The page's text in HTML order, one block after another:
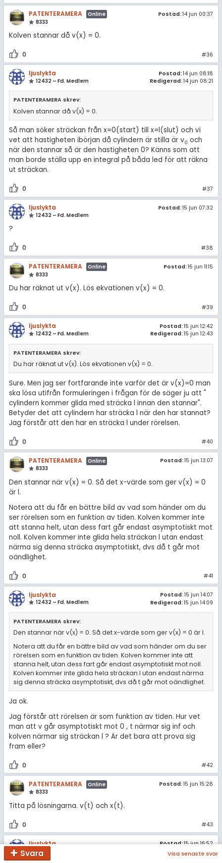
PATENTERAMERA
Online
8333
Postad:14 jun 00:37
Kolven stannar då v(x) = 0.
0 #36
ljuslykta
12432 – Fd. Medlem
Postad:14 jun 08:18
Redigerad:14 jun 08:21
PATENTERAMERA skrev:
Kolven stannar då v(x) = 0.
Så man söker sträckan från x=0(start) till x=l(slut) och vi
vet att hastigheten ibörjan då cylindern är stilla är v0 och
när den stannar så är den hastigheten 0? Känns som att
man borde ställa upp en integral på båda led för att räkna
ut sträckan.
0 #37
ljuslykta
12432 – Fd. Medlem
Postad:15 jun 07:32
?
0 #38
PATENTERAMERA
Online
8333
Postad:15 jun 11:15
Du har räknat ut v(x). Lös ekvationen v(x) = 0.
0 #39
ljuslykta
12432 – Fd. Medlem
Postad:15 jun 12:42
Redigerad:15 jun 12:43
PATENTERAMERA skrev:
Du har räknat ut v(x). Lös ekvationen v(x) = 0.
Sure. Men jag ser fortfarande inte varför det är v(x)=0 man
ska lösa utifrån formuleringen i frågan för de säger ju att "
cylindern kommer glida med sträcka l innan den stannar".
Betyder det att cylindern har sträcka l när den har stannat?
Jag förstår att den har en sträcka l under rörelsen.
0 #40
PATENTERAMERA
Online
8333
Postad:15 jun 13:07
Den stannar när v(x) = 0. Så det x-värde som ger v(x) = 0
är l.
Notera att du får en bättre bild av vad som händer om du
ser rörelsen som en funktion av tiden. Kolven kommer inte
att stanna helt, utan dess fart går endast asymptotiskt mot
noll. Kolven kommer inte glida hela sträckan l utan endast
närma sig denna sträcka asymptotiskt, dvs då t går mot
oändlighet.
0 #41
ljuslykta
12432 – Fd. Medlem
Postad:15 jun 14:07
Redigerad:15 jun 14:09
PATENTERAMERA skrev:
Den stannar när v(x) = 0. Så det x-värde som ger v(x) = 0 är l.
Notera att du får en bättre bild av vad som händer om du ser
rörelsen som en funktion av tiden. Kolven kommer inte att
stanna helt, utan dess fart går endast asymptotiskt mot noll.
Kolven kommer inte glida hela sträckan l utan endast närma
sig denna sträcka asymptotiskt, dvs då t går mot oändlighet.
Ja ok.
Jag förstår att rörelsen är som funktion av tiden. Hur vet
man att v går asymptotiskt mot 0 , t närmar sig inf och
kolven närmar sig sträckan l ? Är det bara att prova sig
fram eller?
0 #42
PATENTERAMERA
Online
8333
Postad:15 jun 15:28
Titta på lösningarna. v(t) och x(t).
0 #43
ljuslykta
12432 – Fd. Medlem
Postad:15 jun 16:52
Redigerad: 15 jun 16:53
Svara Visa senaste svar